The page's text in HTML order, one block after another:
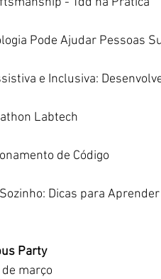
Pode Ajudar Pessoas
e Inclusiva:
Labtech
de Código
Dicas para
Party
março